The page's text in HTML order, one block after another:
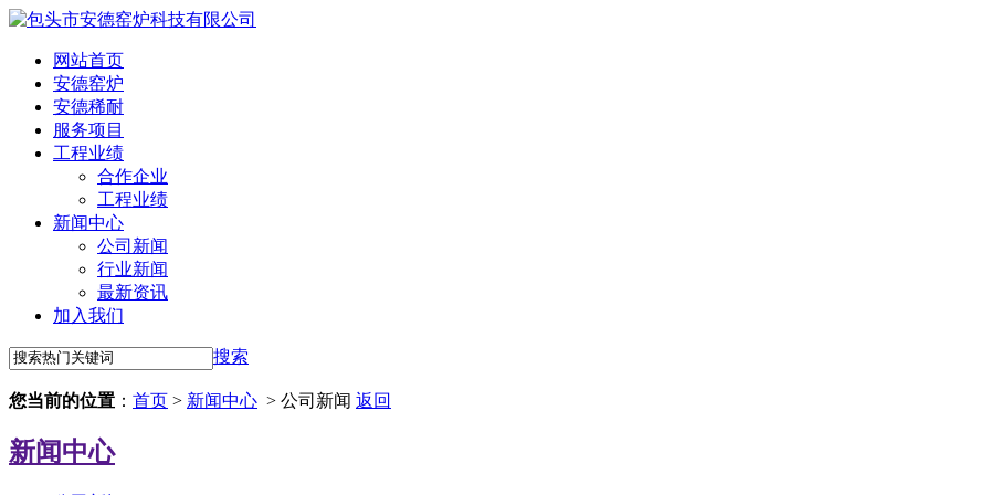
网站首页
安德窑炉
安德稀耐
服务项目
工程业绩
合作企业
工程业绩
新闻中心
公司新闻
行业新闻
最新资讯
加入我们
搜索
您当前的位置 ： 首页 > 新闻中心 > 公司新闻 返回
新闻中心